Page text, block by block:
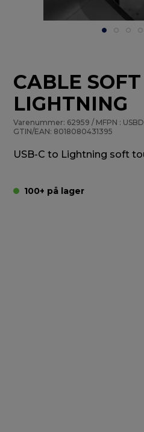
CABLE
LIGHTNING
Varenummer: 62959 / MFPN :
GTIN/EAN: 8018080431395
USB-C to Lightning soft
100+ på lager